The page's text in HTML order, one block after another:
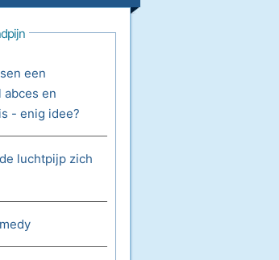
een
abces en
- enig idee?
luchtpijp zich